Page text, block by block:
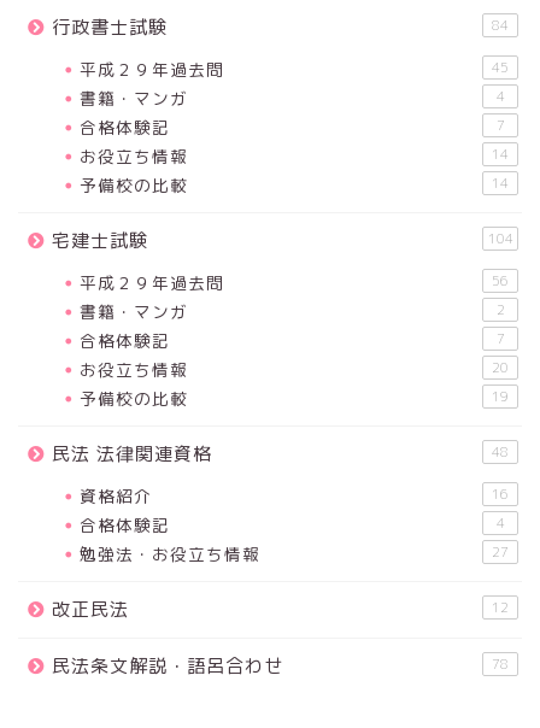
行政書士試験 84
平成２９年過去問 45
書籍・マンガ 4
合格体験記 7
お役立ち情報 14
予備校の比較 14
宅建士試験 104
平成２９年過去問 56
書籍・マンガ 2
合格体験記 7
お役立ち情報 20
予備校の比較 19
民法 法律関連資格 48
資格紹介 16
合格体験記 4
勉強法・お役立ち情報 27
改正民法 12
民法条文解説・語呂合わせ 78